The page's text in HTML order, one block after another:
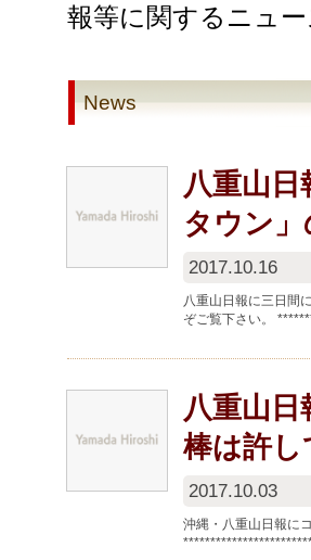
報等に関するニュ
News
八重山
タウン」
2017.10.16
八重山日報に三日間
ぞご覧下さい。
八重山
棒は許
2017.10.03
沖縄・八重山日報に